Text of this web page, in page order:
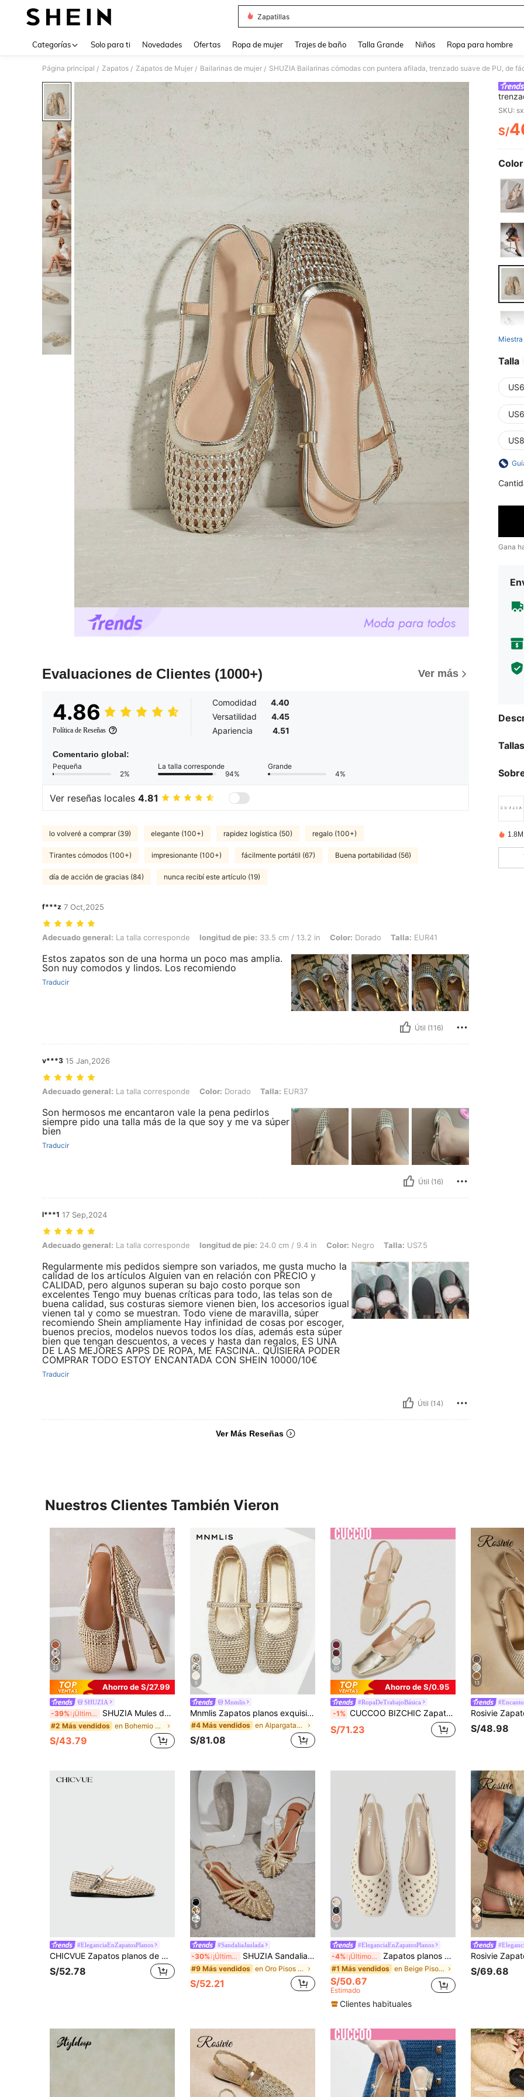
Zapatillas
Categorías Solo para ti Novedades Ofertas Ropa de mujer Trajes de baño Talla Grande Niños Ropa para hombre
Página principal / Zapatos / Zapatos de Mujer / Bailarinas de mujer / SHUZIA Bailarinas cómodas con puntera afilada, trenzado suave de PU, de
Evaluaciones de Clientes (1000+) Ver más
4.86
Política de Reseñas
Comodidad
4.40
Versatilidad
4.45
Apariencia
4.51
Comentario global:
Pequeña
2%
La talla corresponde
94%
Grande
4%
Ver reseñas locales 4.81
lo volveré a comprar (39) elegante (100+) rapidez logística (50) regalo (100+)
Tirantes cómodos (100+) impresionante (100+) fácilmente portátil (67) Buena portabilidad (56)
día de acción de gracias (84) nunca recibí este artículo (19)
f***z 7 Oct,2025
Adecuado general: La talla corresponde, longitud de pie: 33.5 cm / 13.2 in, Color: Dorado, Talla: EUR41
Adecuado general: La talla corresponde longitud de pie: 33.5 cm / 13.2 in Color: Dorado Talla: EUR41
Estos zapatos son de una horma un poco mas amplia.
Son nuy comodos y lindos. Los recomiendo
Traducir
Útil (116)
v***3 15 Jan,2026
Adecuado general: La talla corresponde, Color: Dorado, Talla: EUR37
Adecuado general: La talla corresponde Color: Dorado Talla: EUR37
Son hermosos me encantaron vale la pena pedirlos
siempre pido una talla más de la que soy y me va súper
bien
Traducir
Útil (16)
l***1 17 Sep,2024
Adecuado general: La talla corresponde, longitud de pie: 24.0 cm / 9.4 in, Color: Negro, Talla: US7.5
Adecuado general: La talla corresponde longitud de pie: 24.0 cm / 9.4 in Color: Negro Talla: US7.5
Regularmente mis pedidos siempre son variados, me gusta mucho la
calidad de los artículos Alguien van en relación con PRECIO y
CALIDAD, pero algunos superan su bajo costo porque son
excelentes Tengo muy buenas críticas para todo, las telas son de
buena calidad, sus costuras siemore vienen bien, los accesorios igual
vienen tal y como se muestran. Todo viene de maravilla, súper
recomiendo Shein ampliamente Hay infinidad de cosas por escoger,
buenos precios, modelos nuevos todos los días, además esta súper
bien que tengan descuentos, a veces y hasta dan regalos, ES UNA
DE LAS MEJORES APPS DE ROPA, ME FASCINA.. QUISIERA PODER
COMPRAR TODO ESTOY ENCANTADA CON SHEIN 10000/10€
Traducir
Útil (14)
Ver Más Reseñas
SKU:
S/
Talla
Gana
Nuestros Clientes También Vieron
22
Ahorro de S/27.99
SHUZIA
-39% ¡Últimos 2 días SHUZIA Mules de tacón con correa trasera de PU tejido de ganchillo elegantes para damas
#2 Más vendidos en Bohemio Pisos De Mujer
S/43.79
5
Mnmlis
Mnmlis Zapatos planos exquisitamente tejidos y huecos para mujer, de moda y cómodos, con punta cuadrada y elegantes zapatos planos
#4 Más vendidos en Alpargatas Pisos De Mujer
S/81.08
20
Ahorro de S/0.95
#RopaDeTrabajoBásica
-1% CUCCOO BIZCHIC Zapatos tipo Mary Jane con espejo metálico dorado claro para mujer, bailarinas simples con tiras para ir a trabajar, citas, fiestas y vacaciones
S/71.23
13
S/48.98
#EleganciaEnZapatosPlanos
CHICVUE Zapatos planos de moda para mujer, diseño de hebilla calada, cómodos de llevar, adecuados para viajes, vacaciones, Día de la Madre, bailarinas
S/52.78
5
#SandaliaJaulada
-30% ¡Últimos 2 días SHUZIA Sandalias planas con correa trasera dorada de estilo Mary Jane, de puntera redonda, elegantes y cómodas para usar, ideales para primavera y verano, para vacaciones
#9 Más vendidos en Oro Pisos De Mujer
S/52.21
9
#EleganciaEnZapatosPlanos
-4% ¡Últimos 3 días Zapatos planos con lentejuelas de alta moda y cómodos para mujer ADAMUMU, lindos para uso diario y de fiesta, vacaciones y primavera/verano
#1 Más vendidos en Beige Pisos De Mujer
S/50.67
Estimado
Clientes habituales
8
S/69.68